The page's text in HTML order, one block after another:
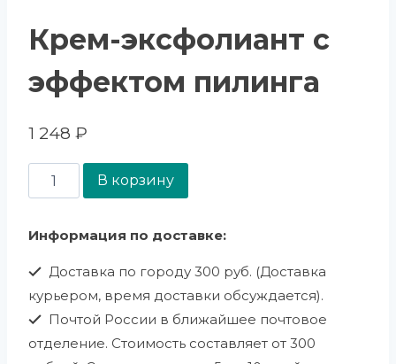
Крем-эксфолиант с
эффектом пилинга
1 248 ₽
В корзину
Информация по доставке:
Доставка по городу 300 руб. (Доставка
курьером, время доставки обсуждается).
Почтой России в ближайшее почтовое
отделение. Стоимость составляет от 300